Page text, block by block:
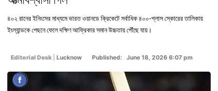
৪০২ রানের ইনিংসের মাধ্যমে ভারত ওয়ানডে ক্রিকেটে সর্বাধিক ৪০০-প্লাস স্কোরের তালিকায়
ইংল্যান্ডকে পেছনে ফেলে দক্ষিণ আফ্রিকার সমান উচ্চতায় পৌঁছে যায়।
Editorial Desk Lucknow Published: June 18, 2026 6:07 pm